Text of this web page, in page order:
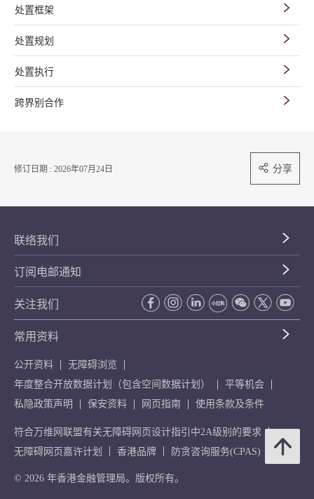
处置框架
处置规划
处置执行
跨界别合作
修订日期 : 2026年07月24日 分享
联络我们
订阅电邮通知
关注我们
常用资料
公开资料
无障碍浏览
年度整合开放数据计划（包含空间数据计划）
平等机会
私隐政策声明
保安资料 网页指南 使用条款及条件
符合万维网联盟有关无障碍网页设计指引中2A级别的要求
无障碍网页嘉许计划
香港品牌 防贪咨询服务(CPAS)
© 2026 年香港金融管理局。版权所有。